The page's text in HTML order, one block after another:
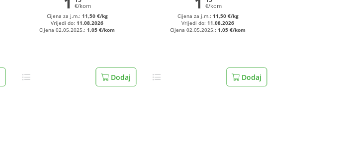
€/kom
Cijena za j.m.: 11,50 €/kg
Vrijedi do:11.08.2026
Cijena 02.05.2025.:1,05 €/kom
Dodaj
€/kom
Cijena za j.m.: 11,50 €/kg
Vrijedi do:11.08.2026
Cijena 02.05.2025.:1,05 €/kom
Dodaj